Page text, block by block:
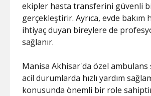
ekipler hasta transferini güvenli
gerçekleştirir. Ayrıca, evde bakım
ihtiyaç duyan bireylere de
sağlanır.
Manisa Akhisar'da özel ambulans
acil durumlarda hızlı yardım
konusunda önemli bir role